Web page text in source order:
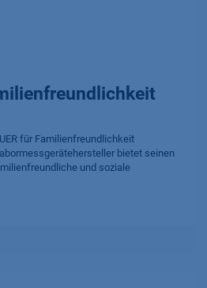
für Familienfreundlichkeit
bietet seinen
und soziale